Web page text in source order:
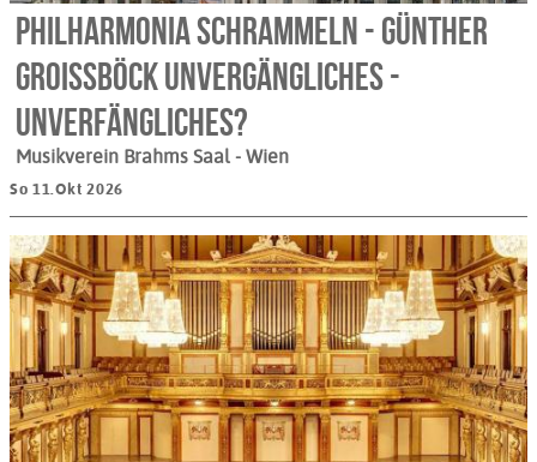
Philharmonia Schrammeln - Günther
Groissböck Unvergängliches -
Unverfängliches?
Musikverein Brahms Saal - Wien
So 11.Okt 2026